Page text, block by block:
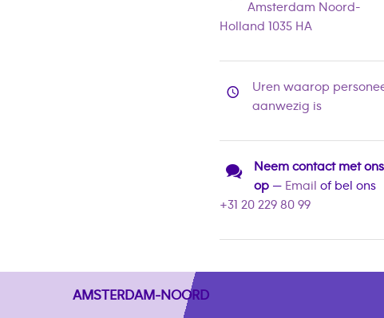
Amsterdam Noord-
Holland 1035 HA
Uren waarop
aanwezig is
Neem contact met ons
op— Email of bel ons
+31 20 229 80 99
AMSTERDAM-NOORD